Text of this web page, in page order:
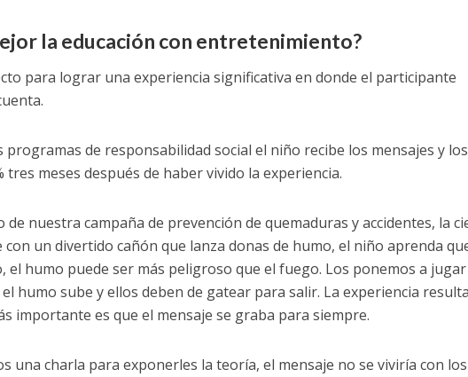
la educación con entretenimiento?
para lograr una experiencia significativa en donde el participante
de responsabilidad social el niño recibe los mensajes y los
tres meses después de haber vivido la experiencia.
nuestra campaña de prevención de quemaduras y accidentes, la
un divertido cañón que lanza donas de humo, el niño aprenda
el humo puede ser más peligroso que el fuego. Los ponemos a jugar
humo sube y ellos deben de gatear para salir. La experiencia
importante es que el mensaje se graba para siempre.
una charla para exponerles la teoría, el mensaje no se viviría con